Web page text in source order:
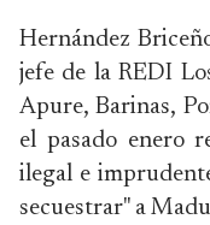
Hernández
jefe de la REDI
Apure, Barinas,
el pasado enero
ilegal e
secuestrar" a